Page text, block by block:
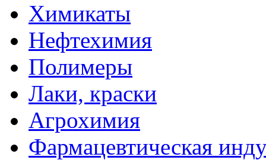
Химикаты
Нефтехимия
Полимеры
Лаки, краски
Агрохимия
Фармацевтическая